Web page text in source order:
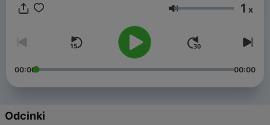
Głośność 1 x
00:00 00:00
Odcinki